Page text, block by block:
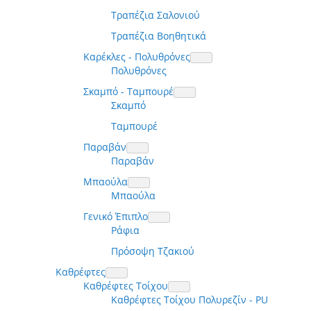
Τραπέζια Σαλονιού
Τραπέζια Βοηθητικά
Καρέκλες - Πολυθρόνες
Πολυθρόνες
Σκαμπό - Ταμπουρέ
Σκαμπό
Ταμπουρέ
Παραβάν
Παραβάν
Μπαούλα
Μπαούλα
Γενικό Έπιπλο
Ράφια
Πρόσοψη Τζακιού
Καθρέφτες
Καθρέφτες Τοίχου
Καθρέφτες Τοίχου Πολυρεζίν - PU